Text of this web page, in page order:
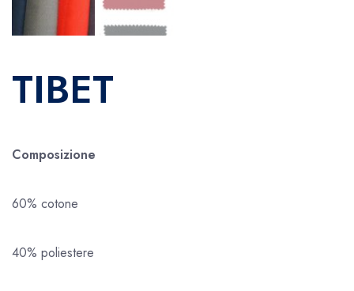
TIBET
Composizione
60% cotone
40% poliestere